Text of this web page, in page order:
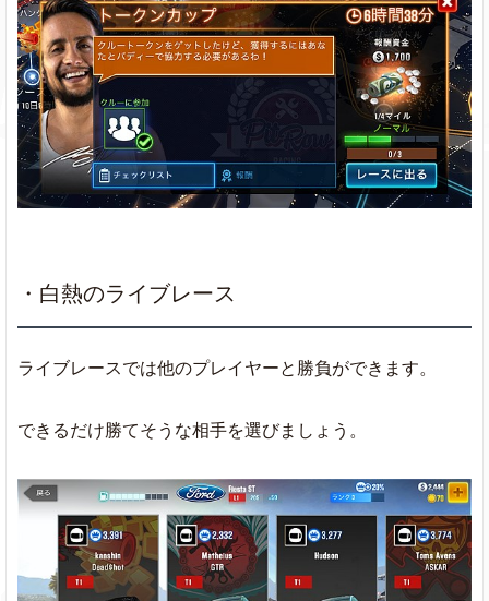
・白熱のライブレース
ライブレースでは他のプレイヤーと勝負ができます。
できるだけ勝てそうな相手を選びましょう。